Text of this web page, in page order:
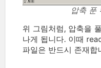
압축 푼
위 그림처럼, 압축을
나게 됩니다. 이때
파일은 반드시 존재합